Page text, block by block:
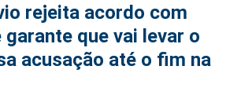
rejeita acordo com
garante que vai levar o
acusação até o fim na